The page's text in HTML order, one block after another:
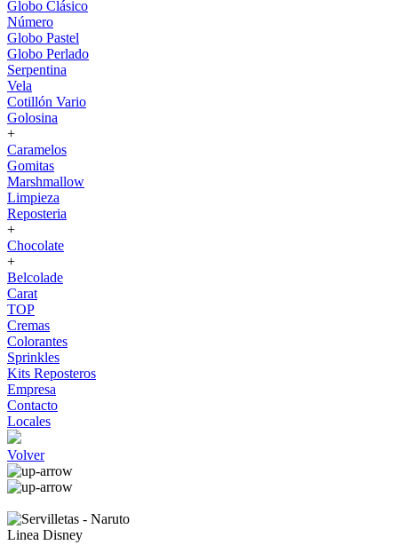
Globo Clásico
Número
Globo Pastel
Globo Perlado
Serpentina
Vela
Cotillón Vario
Golosina
+
Caramelos
Gomitas
Marshmallow
Limpieza
Reposteria
+
Chocolate
+
Belcolade
Carat
TOP
Cremas
Colorantes
Sprinkles
Kits Reposteros
Empresa
Contacto
Locales
Volver
Linea Disney